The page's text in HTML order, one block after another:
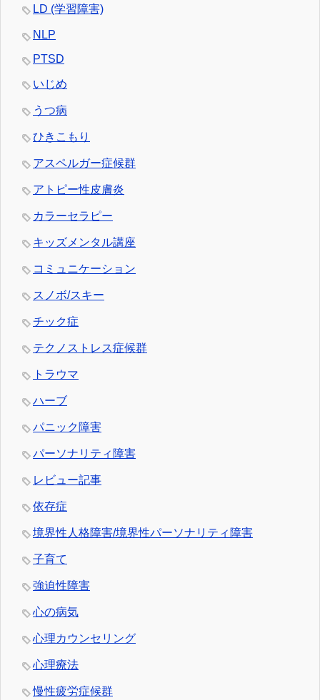
LD (学習障害)
NLP
PTSD
いじめ
うつ病
ひきこもり
アスペルガー症候群
アトピー性皮膚炎
カラーセラピー
キッズメンタル講座
コミュニケーション
スノボ/スキー
チック症
テクノストレス症候群
トラウマ
ハーブ
パニック障害
パーソナリティ障害
レビュー記事
依存症
境界性人格障害/境界性パーソナリティ障害
子育て
強迫性障害
心の病気
心理カウンセリング
心理療法
慢性疲労症候群